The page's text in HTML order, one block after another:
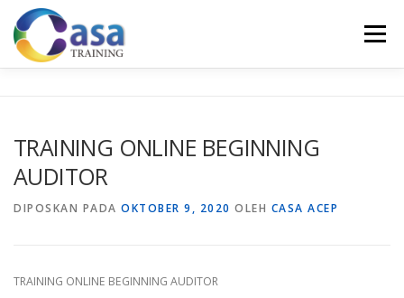
Lompat
konten
Menu
KONTAK KAMI
TRAINING ONLINE BEGINNING
AUDITOR
DIPOSKAN PADA OKTOBER 9, 2020 OLEH CASA ACEP
TRAINING ONLINE BEGINNING AUDITOR